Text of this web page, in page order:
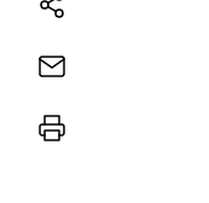
Natives
E-
Drucker